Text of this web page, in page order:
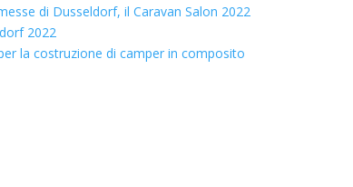
di Dusseldorf, il Caravan Salon 2022
2022
la costruzione di camper in composito